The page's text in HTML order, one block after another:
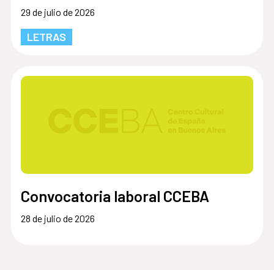
29 de julio de 2026
LETRAS
Convocatoria laboral CCEBA
28 de julio de 2026